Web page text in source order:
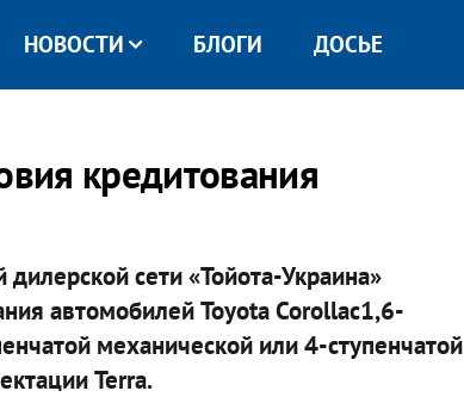
НОВОСТИ БЛОГИ ДОСЬЕ
кредитования
сети «Тойота-Украина»
автомобилей Toyota Corollaс1,6-
механической или 4-ступенчатой
Terra.